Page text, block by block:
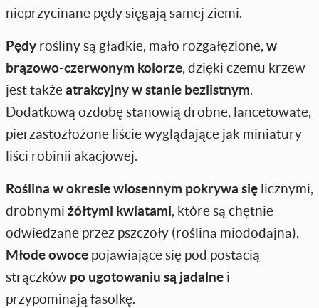
nieprzycinane pędy sięgają samej ziemi.
Pędy rośliny są gładkie, mało rozgałęzione, w
brązowo-czerwonym kolorze, dzięki czemu krzew
jest takżeatrakcyjny w stanie bezlistnym.
Dodatkową ozdobę stanowią drobne, lancetowate,
pierzastozłożone liście wyglądające jak miniatury
liści robinii akacjowej.
Roślina w okresie wiosennym pokrywa się licznymi,
drobnymi żółtymi kwiatami, które są chętnie
odwiedzane przez pszczoły (roślina miododajna).
Młode owoce pojawiające się pod postacią
strączków po ugotowaniu są jadalne i
przypominają fasolkę.